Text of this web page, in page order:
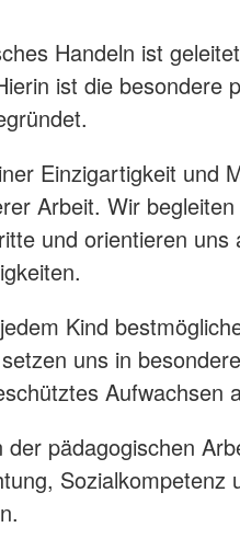
Handeln ist
ist die besondere
Einzigartigkeit und
Arbeit. Wir
und orientieren uns
Kind
uns in
Aufwachsen
der pädagogischen
Sozialkompetenz